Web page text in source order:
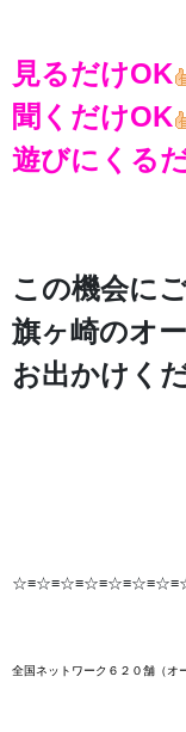
見るだけOK
聞くだけOK
遊びにくる
この機会に
旗ヶ崎のオ
お出かけく
全国ネットワーク６２０舗 （